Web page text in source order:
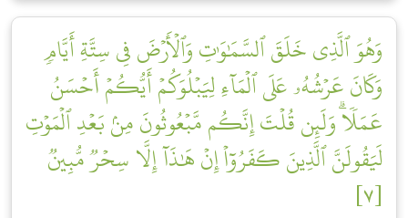
وَهُوَ ٱلَّذِي خَلَقَ ٱلسَّمَٰوَٰتِ وَٱلۡأَرۡضَ فِي سِتَّةِ أَيَّامٖ
وَكَانَ عَرۡشُهُۥ عَلَى ٱلۡمَآءِ لِيَبۡلُوَكُمۡ أَيُّكُمۡ أَحۡسَنُ
عَمَلٗاۗ وَلَئِن قُلۡتَ إِنَّكُم مَّبۡعُوثُونَ مِنۢ بَعۡدِ ٱلۡمَوۡتِ
لَيَقُولَنَّ ٱلَّذِينَ كَفَرُوٓاْ إِنۡ هَٰذَآ إِلَّا سِحۡرٞ مُّبِينٞ
[٧]